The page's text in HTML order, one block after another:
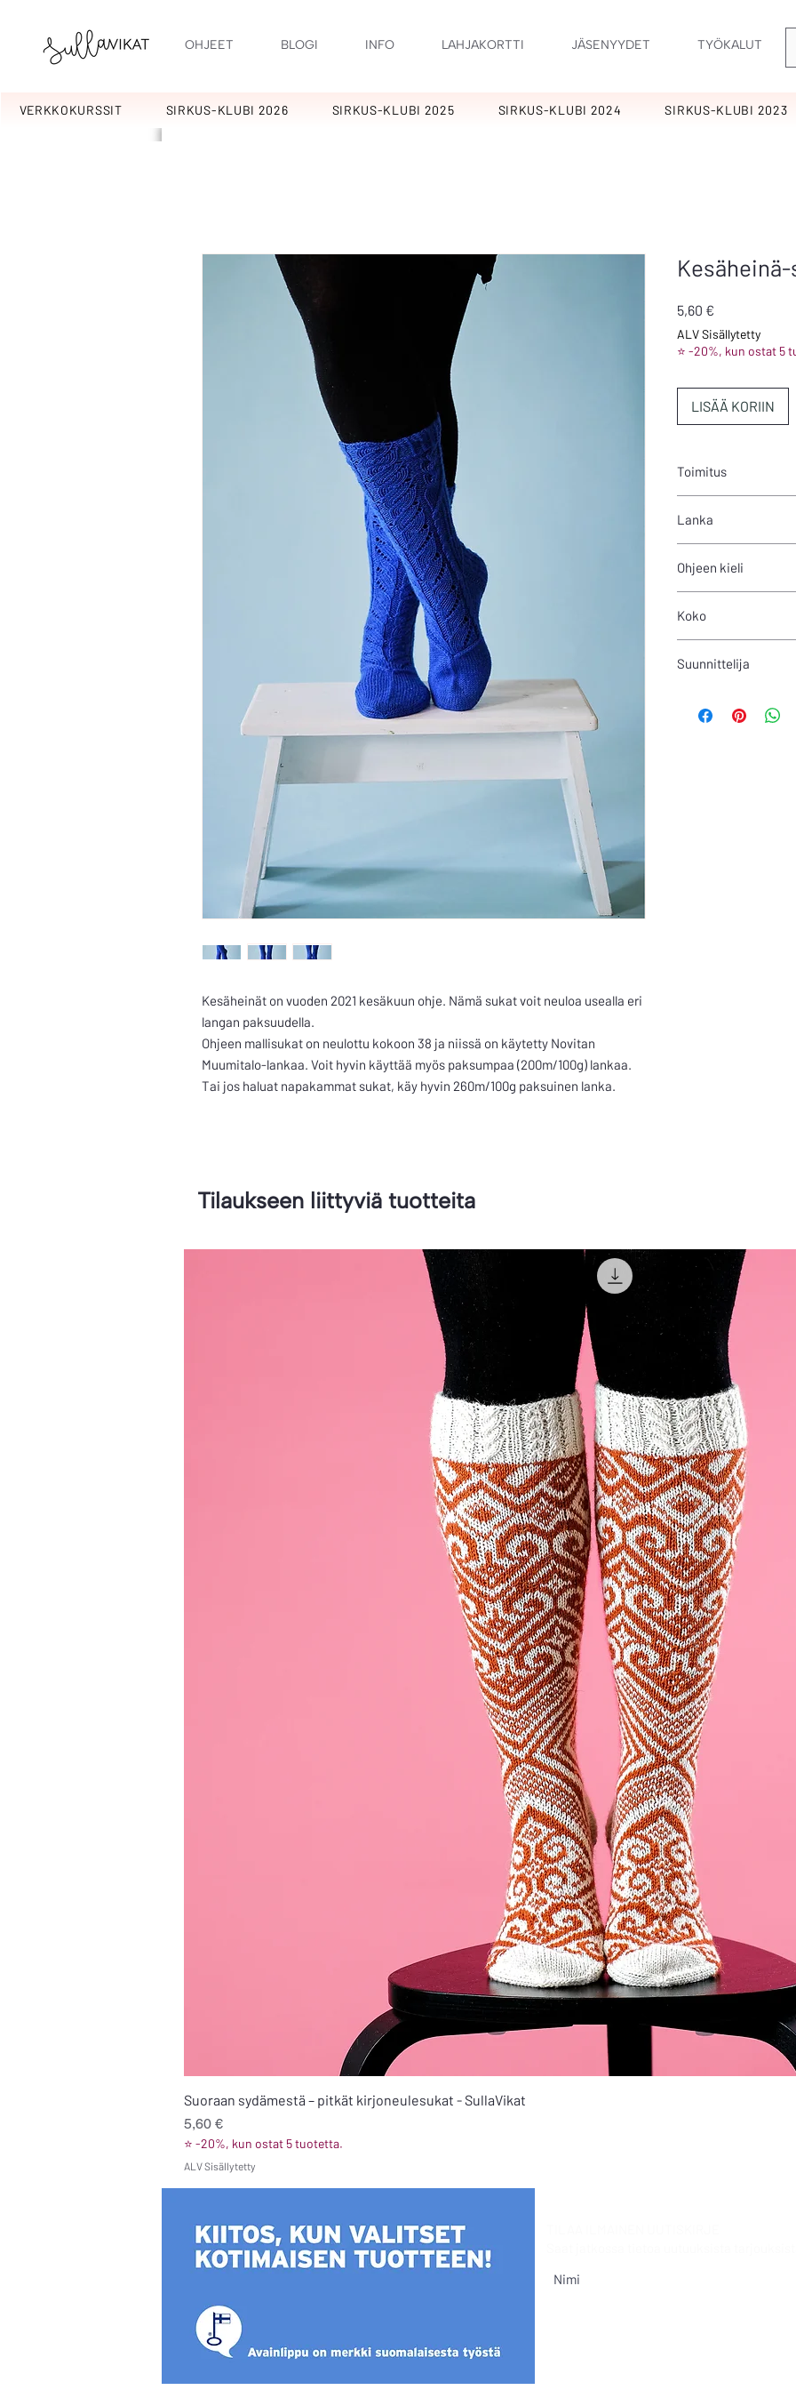
OHJEET BLOGI INFO LAHJAKORTTI JÄSENYYDET TYÖKALUT
VERKKOKURSSIT SIRKUS-KLUBI 2026 SIRKUS-KLUBI 2025 SIRKUS-KLUBI 2024 SIRKUS-KLUBI 2023
Kesäheinät on vuoden 2021 kesäkuun ohje. Nämä sukat voit neuloa usealla eri
langan paksuudella.
Ohjeen mallisukat on neulottu kokoon 38 ja niissä on käytetty Novitan
Muumitalo-lankaa. Voit hyvin käyttää myös paksumpaa (200m/100g) lankaa.
Tai jos haluat napakammat sukat, käy hyvin 260m/100g paksuinen lanka.
5,60 €
ALV Sisällytetty
⭐ -20%, kun ostat 5
LISÄÄ KORIIN
Toimitus
ja maksun jälkeen
automaattisesti
Lanka
Ohjeen kieli
Koko
Suunnittelija
Tilaukseen liittyviä tuotteita
Suoraan sydämestä – pitkät kirjoneulesukat - SullaVikat
Hinta
5,60 €
⭐ -20%, kun ostat 5 tuotetta.
ALV Sisällytetty